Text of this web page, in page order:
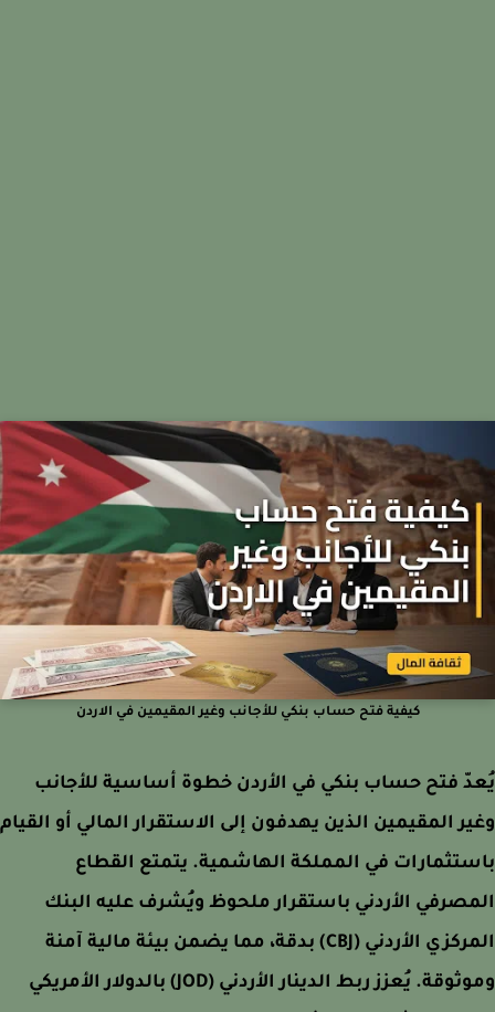
كيفية فتح حساب بنكي للأجانب وغير المقيمين في الاردن
فتح حساب بنكي في الأردن خطوة أساسية للأجانب
المقيمين الذين يهدفون إلى الاستقرار المالي أو القيام
في المملكة الهاشمية. يتمتع القطاع
الأردني باستقرار ملحوظ ويُشرف عليه البنك
المركزي الأردني (CBJ) بدقة، مما يضمن بيئة مالية آمنة
وموثوقة. يُعزز ربط الدينار الأردني (JOD) بالدولار الأمريكي